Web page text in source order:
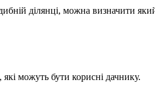
ділянці, можна визначити
які можуть бути корисні дачнику.